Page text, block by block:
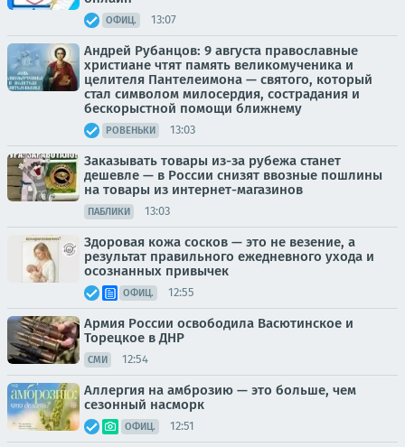
ОФИЦ. 13:07
Андрей Рубанцов: 9 августа православные
христиане чтят память великомученика и
целителя Пантелеимона — святого, который
стал символом милосердия, сострадания и
бескорыстной помощи ближнему
РОВЕНЬКИ 13:03
Заказывать товары из-за рубежа станет
дешевле — в России снизят ввозные пошлины
на товары из интернет-магазинов
ПАБЛИКИ 13:03
Здоровая кожа сосков — это не везение, а
результат правильного ежедневного ухода и
осознанных привычек
ОФИЦ. 12:55
Армия России освободила Васютинское и
Торецкое в ДНР
СМИ 12:54
Аллергия на амброзию — это больше, чем
сезонный насморк
ОФИЦ. 12:51